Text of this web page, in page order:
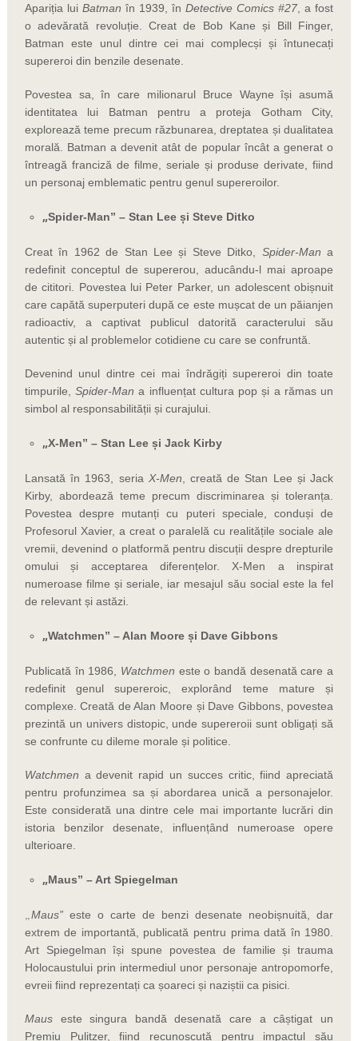
Apariția lui Batman în 1939, în Detective Comics #27 , a fost
o adevărată revoluție. Creat de Bob Kane și Bill Finger,
Batman este unul dintre cei mai complecși și întunecați
supereroi din benzile desenate.
Povestea sa, în care milionarul Bruce Wayne își asumă
identitatea lui Batman pentru a proteja Gotham City,
explorează teme precum răzbunarea, dreptatea și dualitatea
morală. Batman a devenit atât de popular încât a generat o
întreagă franciză de filme, seriale și produse derivate, fiind
un personaj emblematic pentru genul supereroilor.
„Spider-Man” – Stan Lee și Steve Ditko
Creat în 1962 de Stan Lee și Steve Ditko, Spider-Man a
redefinit conceptul de supererou, aducându-l mai aproape
de cititori. Povestea lui Peter Parker, un adolescent obișnuit
care capătă superputeri după ce este mușcat de un păianjen
radioactiv, a captivat publicul datorită caracterului său
autentic și al problemelor cotidiene cu care se confruntă.
Devenind unul dintre cei mai îndrăgiți supereroi din toate
timpurile,Spider-Man a influențat cultura pop și a rămas un
simbol al responsabilității și curajului.
„X-Men” – Stan Lee și Jack Kirby
Lansată în 1963, seria X-Men , creată de Stan Lee și Jack
Kirby, abordează teme precum discriminarea și toleranța.
Povestea despre mutanți cu puteri speciale, conduși de
Profesorul Xavier, a creat o paralelă cu realitățile sociale ale
vremii, devenind o platformă pentru discuții despre drepturile
omului și acceptarea diferențelor. X-Men a inspirat
numeroase filme și seriale, iar mesajul său social este la fel
de relevant și astăzi.
„Watchmen” – Alan Moore și Dave Gibbons
Publicată în 1986, Watchmen este o bandă desenată care a
redefinit genul supereroic, explorând teme mature și
complexe. Creată de Alan Moore și Dave Gibbons, povestea
prezintă un univers distopic, unde supereroii sunt obligați să
se confrunte cu dileme morale și politice.
Watchmen a devenit rapid un succes critic, fiind apreciată
pentru profunzimea sa și abordarea unică a personajelor.
Este considerată una dintre cele mai importante lucrări din
istoria benzilor desenate, influențând numeroase opere
ulterioare.
„Maus” – Art Spiegelman
Maus”este o carte de benzi desenate neobișnuită, dar
extrem de importantă, publicată pentru prima dată în 1980.
Art Spiegelman își spune povestea de familie și trauma
Holocaustului prin intermediul unor personaje antropomorfe,
evreii fiind reprezentați ca șoareci și naziștii ca pisici.
Mauseste singura bandă desenată care a câștigat un
Premiu Pulitzer, fiind recunoscută pentru impactul său